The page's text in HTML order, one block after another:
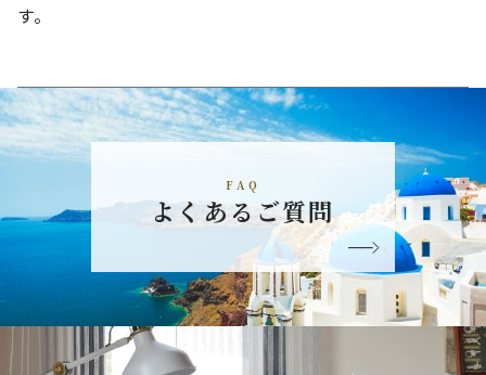
す。
FAQ
よくあるご質問